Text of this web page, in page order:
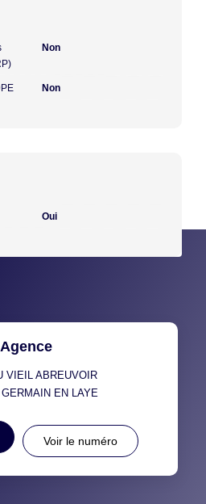
Non
Non
Oui
Agence
VIEIL ABREUVOIR
EN LAYE
Voir le numéro